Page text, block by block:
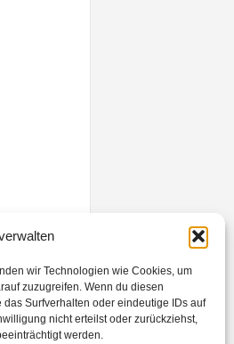
wir Technologien wie Cookies, um
zuzugreifen. Wenn du diesen
Surfverhalten oder eindeutige IDs auf
nicht erteilst oder zurückziehst,
werden.